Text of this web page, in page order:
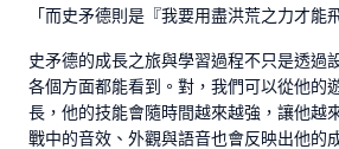
「而史矛德則是『我要用盡洪荒之力才能
史矛德的成長之旅與學習過程不只是透過
各個方面都能看到。對，我們可以從他的
長，他的技能會隨時間越來越強，讓他越
戰中的音效、外觀與語音也會反映出他的